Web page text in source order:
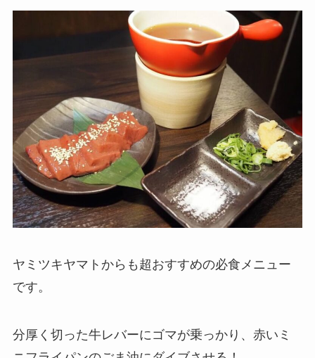
ヤミツキヤマトからも超おすすめの必食メニュー
です。
分厚く切った牛レバーにゴマが乗っかり、赤いミ